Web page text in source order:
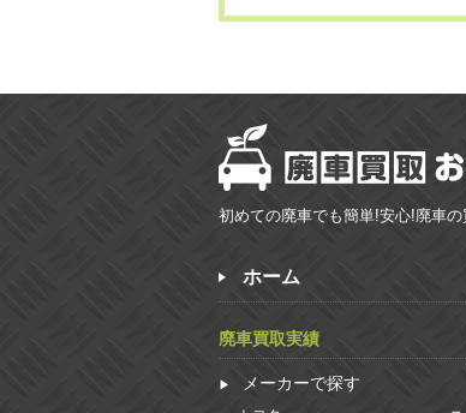
初めての廃車でも簡単!安心!廃車
ホーム
廃車買取実績
メーカーで探す